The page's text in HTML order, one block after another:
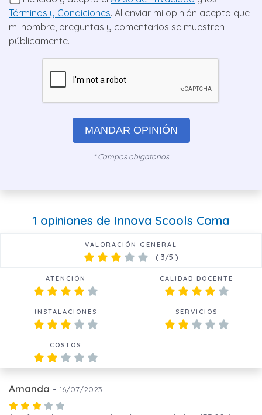
Términos y Condiciones. Al enviar mi opinión acepto que
mi nombre, preguntas y comentarios se muestren
públicamente.
MANDAR OPINIÓN
* Campos obigatorios
1 opiniones de Innova Scools Coma
VALORACIÓN GENERAL
( 3/5 )
ATENCIÓN CALIDAD DOCENTE
INSTALACIONES SERVICIOS
COSTOS
Amanda - 16/07/2023